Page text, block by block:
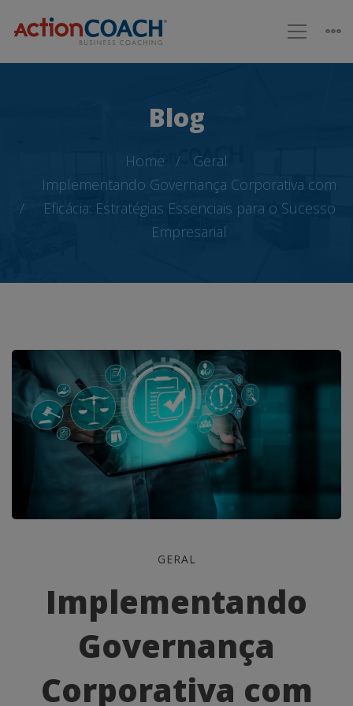
Blog
Home
Geral
Implementando Governança Corporativa com
Eficácia: Estratégias Essenciais para o Sucesso
Empresarial
Implementando
Governança
Corporativa
Eficácia:
GERAL
Implementando
Governança
Corporativa com